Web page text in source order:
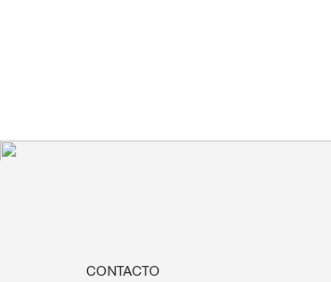
CONTACTO